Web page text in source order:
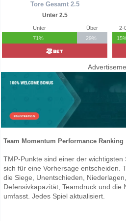
Tore Gesamt 2.5
Unter 2.5
Unter
71%
Über
29%
2-
Team Momentum Performance Ranking
TMP-Punkte sind einer der wichtigsten
sich für eine Vorhersage entscheiden.
die Siege, Unentschieden,
Defensivkapazität, Teamdruck und die
umfasst. Jedes Spiel aktualisiert.